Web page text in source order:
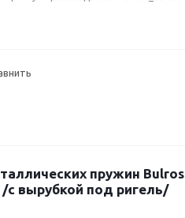
пружин Bulros
с вырубкой под ригель/